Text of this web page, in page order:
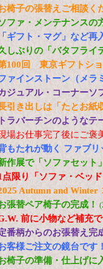
椅子の張替えご相談く
ファ・メンテナンスの
「ギフト・マグ」など再
しぶりの「バタフライ
100回 東京ギフトシ
ァインストーン（メラ
ジュアル・コーナーソ
引き出しは「たとお紙
トラバーチンのような
場お仕事完了後にご褒
もたれが動く ファブ
作展で「ソファセット
点限り「ソファ・ベッ
Autumn and
張替ペア椅子の完成！
前に小物など補充で
番柄からのお張替え完
客様ご注文の鏡台です！
椅子の準備・仕上げに